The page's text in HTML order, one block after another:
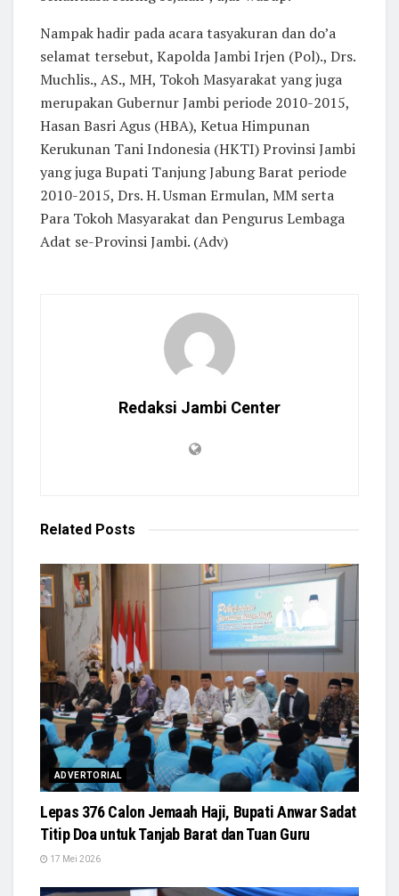
Nampak hadir pada acara tasyakuran dan do’a
selamat tersebut, Kapolda Jambi Irjen (Pol)., Drs.
Muchlis., AS., MH, Tokoh Masyarakat yang juga
merupakan Gubernur Jambi periode 2010-2015,
Hasan Basri Agus (HBA), Ketua Himpunan
Kerukunan Tani Indonesia (HKTI) Provinsi Jambi
yang juga Bupati Tanjung Jabung Barat periode
2010-2015, Drs. H. Usman Ermulan, MM serta
Para Tokoh Masyarakat dan Pengurus Lembaga
Adat se-Provinsi Jambi. (Adv)
Redaksi Jambi Center
Related Posts
ADVERTORIAL
Lepas 376 Calon Jemaah Haji, Bupati Anwar Sadat
Titip Doa untuk Tanjab Barat dan Tuan Guru
17 Mei 2026